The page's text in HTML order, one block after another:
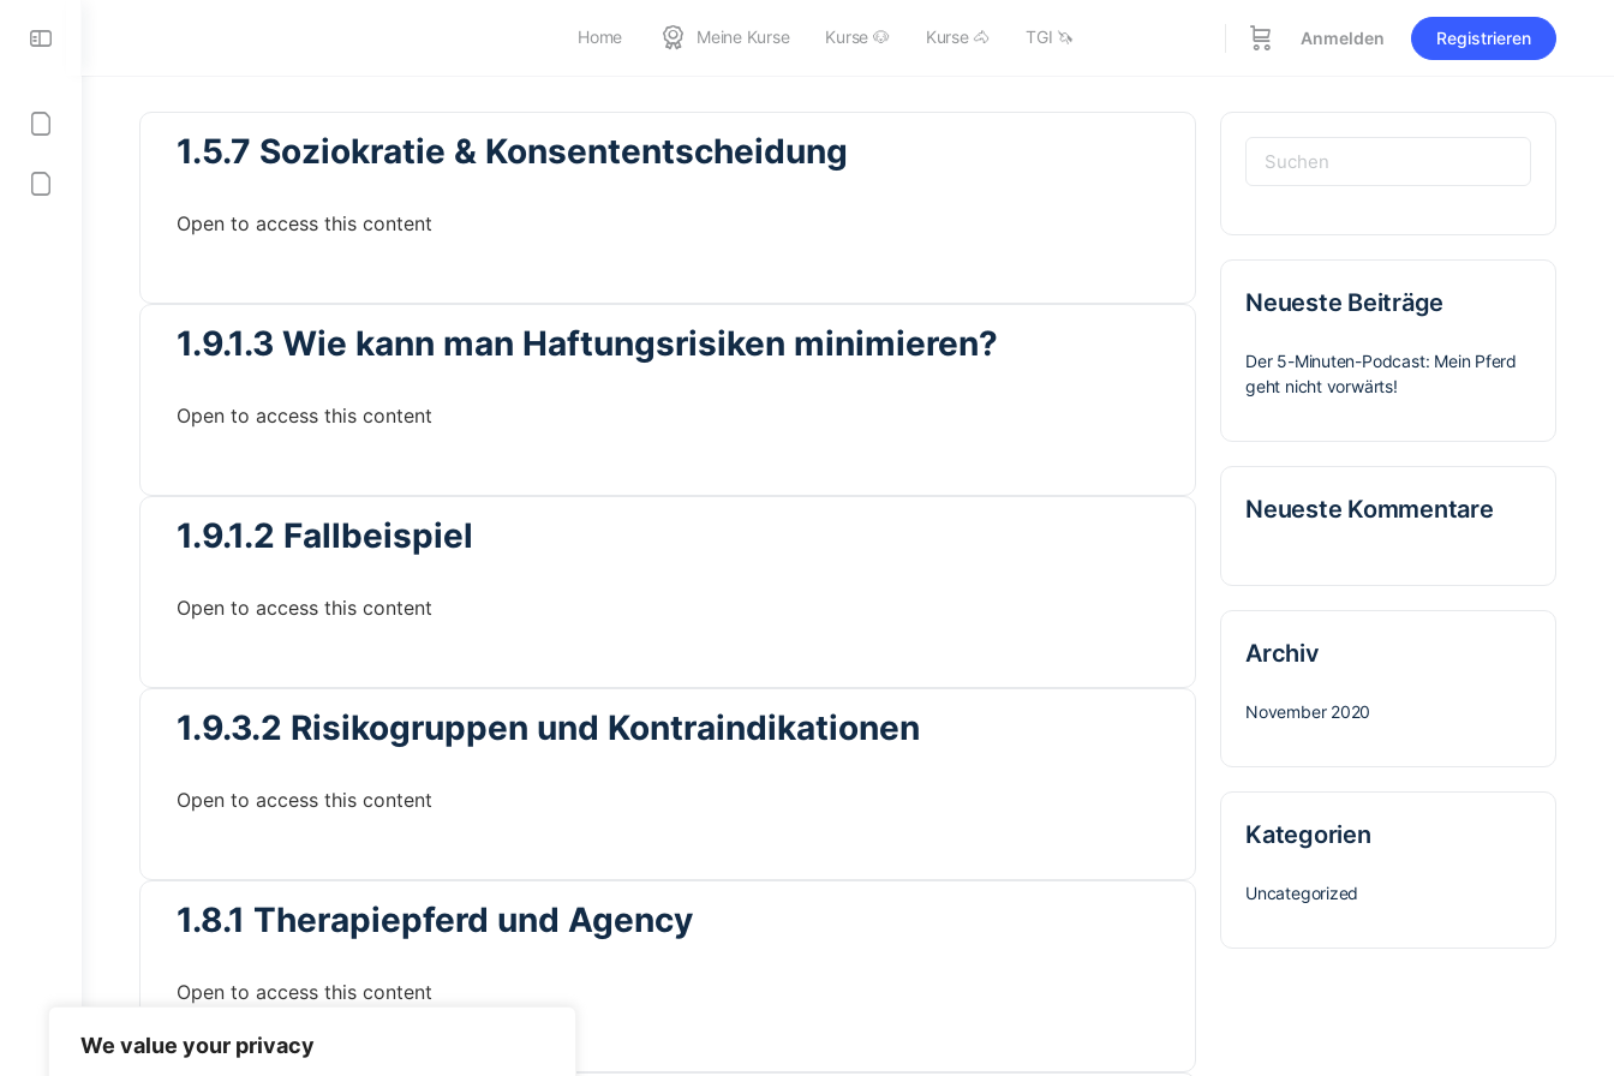
We value your privacy
Home Meine Kurse Kurse 🐶 Kurse 🐴 TGI 🦄
anmelden/registrieren alle Kurse
Anmelden Registrieren
1.5.7 Soziokratie & Konsententscheidung
Open to access this content
1.9.1.3 Wie kann man Haftungsrisiken minimieren?
Open to access this content
1.9.1.2 Fallbeispiel
Open to access this content
1.9.3.2 Risikogruppen und Kontraindikationen
Open to access this content
1.8.1 Therapiepferd und Agency
Open to access this content
Suchen
nach:
Neueste Beiträge
Der 5-Minuten-Podcast: Mein Pferd
geht nicht vorwärts!
Neueste Kommentare
Archiv
November 2020
Kategorien
Uncategorized